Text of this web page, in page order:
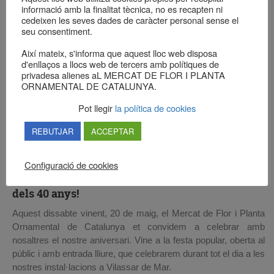
dels 40 anys!
Aquest dissabte vinent, 20 de maig, el Mercat de Flor i Planta
Ornamental de Catalunya et convidem a celebrar amb
nosaltres el nostre aniversari. Vine a la festa popular, oberta al
públic i amb entrada lliure, que celebrarem durant tot el dia a les
nostres instal·lacions a Vilassar de Mar.
informació amb la finalitat tècnica, no es recapten ni
cedeixen les seves dades de caràcter personal sense el
seu consentiment.
Així mateix, s'informa que aquest lloc web disposa
d'enllaços a llocs web de tercers amb polítiques de
privadesa alienes aL MERCAT DE FLOR I PLANTA
ORNAMENTAL DE CATALUNYA.
Pot llegir la política de cookies
REBUTJAR ACCEPTAR
Configuració de cookies